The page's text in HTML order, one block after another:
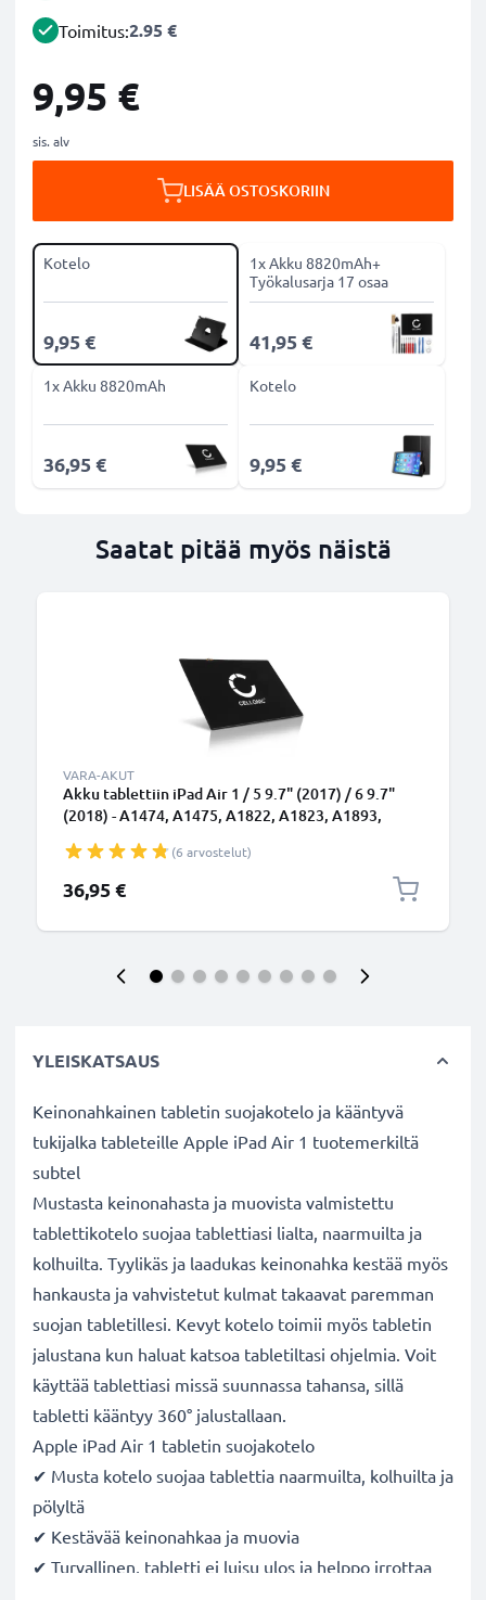
Toimitus:2.95 €
9,95 €
sis. alv
LISÄÄ OSTOSKORIIN
Kotelo
9,95 €
1x Akku 8820mAh+
Työkalusarja 17 osaa
41,95 €
1x Akku 8820mAh
36,95 €
Kotelo
9,95 €
Saatat pitää myös näistä
VARA-AKUT
Akku tablettiin iPad Air 1 / 5 9.7" (2017) / 6 9.7"
(2018) - A1474, A1475, A1822, A1823, A1893,
(6 arvostelut)
36,95 €
YLEISKATSAUS
Keinonahkainen tabletin suojakotelo ja kääntyvä
tukijalka tableteille Apple iPad Air 1 tuotemerkiltä
subtel
Mustasta keinonahasta ja muovista valmistettu
tablettikotelo suojaa tablettiasi lialta, naarmuilta ja
kolhuilta. Tyylikäs ja laadukas keinonahka kestää myös
hankausta ja vahvistetut kulmat takaavat paremman
suojan tabletillesi. Kevyt kotelo toimii myös tabletin
jalustana kun haluat katsoa tabletiltasi ohjelmia. Voit
käyttää tablettiasi missä suunnassa tahansa, sillä
tabletti kääntyy 360° jalustallaan.
Apple iPad Air 1 tabletin suojakotelo
✔ Musta kotelo suojaa tablettia naarmuilta, kolhuilta ja
pölyltä
✔ Kestävää keinonahkaa ja muovia
✔ Turvallinen, tabletti ei luisu ulos ja helppo irrottaa